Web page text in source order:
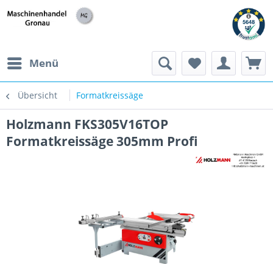
Menü
Übersicht Formatkreissäge
Holzmann FKS305V16TOP
Formatkreissäge 305mm Profi